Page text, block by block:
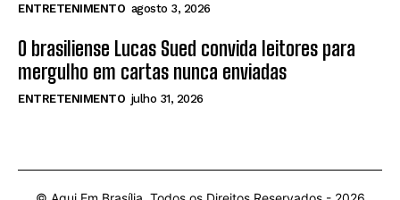
ENTRETENIMENTO agosto 3, 2026
O brasiliense Lucas Sued convida leitores para
mergulho em cartas nunca enviadas
ENTRETENIMENTO julho 31, 2026